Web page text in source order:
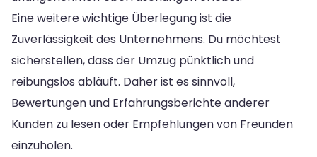
Eine weitere wichtige Überlegung ist die
Zuverlässigkeit des Unternehmens. Du möchtest
sicherstellen, dass der Umzug pünktlich und
reibungslos abläuft. Daher ist es sinnvoll,
Bewertungen und Erfahrungsberichte anderer
Kunden zu lesen oder Empfehlungen von Freunden
einzuholen.